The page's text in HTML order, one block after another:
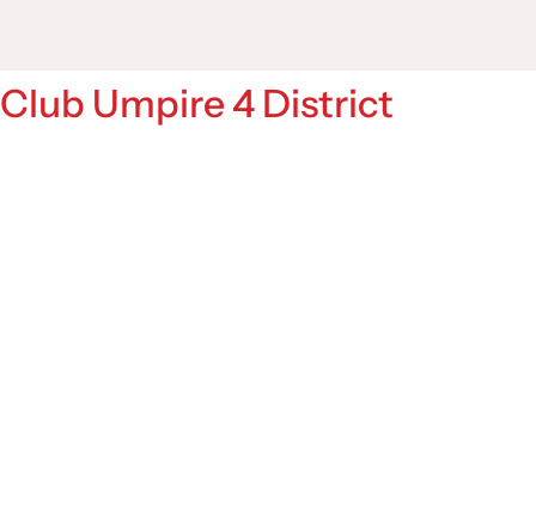
Club Umpire 4 District